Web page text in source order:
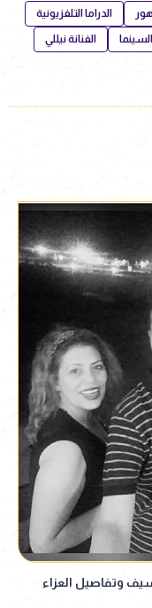
الدراما التلفزيونية
السينما الفنانة نيللي
سيف وتفاصيل العزاء